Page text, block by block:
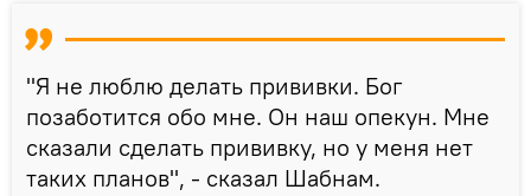
"Я не люблю делать прививки. Бог
позаботится обо мне. Он наш опекун. Мне
сказали сделать прививку, но у меня нет
таких планов", - сказал Шабнам.